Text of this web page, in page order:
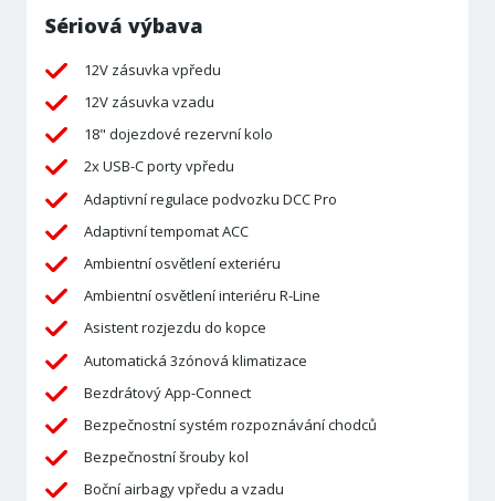
Sériová výbava
12V zásuvka vpředu
12V zásuvka vzadu
18" dojezdové rezervní kolo
2x USB-C porty vpředu
Adaptivní regulace podvozku DCC Pro
Adaptivní tempomat ACC
Ambientní osvětlení exteriéru
Ambientní osvětlení interiéru R-Line
Asistent rozjezdu do kopce
Automatická 3zónová klimatizace
Bezdrátový App-Connect
Bezpečnostní systém rozpoznávání chodců
Bezpečnostní šrouby kol
Boční airbagy vpředu a vzadu